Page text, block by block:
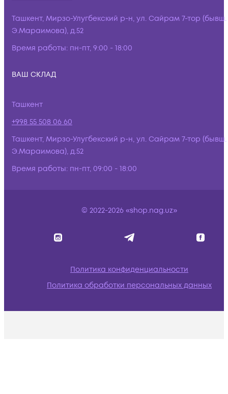
Ташкент, Мирзо-Улугбекский р-н, ул. Сайрам 7-тор (бывш.
Э.Мараимова), д.52
Время работы: пн-пт, 9:00 - 18:00
ВАШ СКЛАД
Ташкент
+998 55 508 06 60
Ташкент, Мирзо-Улугбекский р-н, ул. Сайрам 7-тор (бывш.
Э.Мараимова), д.52
Время работы: пн-пт, 09:00 - 18:00
© 2022-2026 «shop.nag.uz»
Политика конфиденциальности
Политика обработки персональных данных